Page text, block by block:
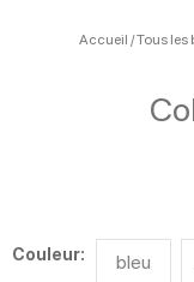
Accueil /Tous les
Couleur: bleu
Collier